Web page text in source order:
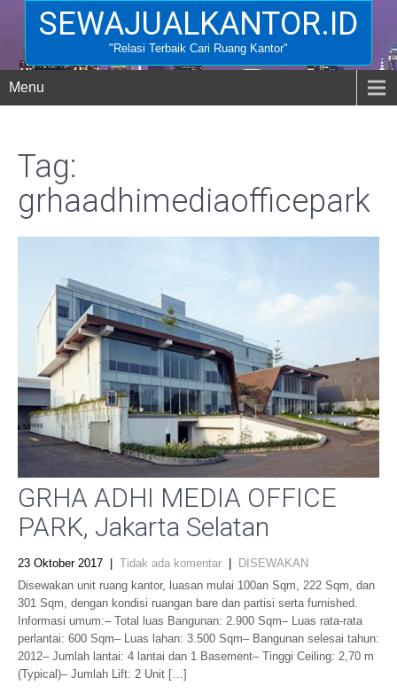
SEWAJUALKANTOR.ID
"Relasi Terbaik Cari Ruang Kantor"
Menu
Tag:
grhaadhimediaofficepark
GRHA ADHI MEDIA OFFICE
PARK, Jakarta Selatan
23 Oktober 2017 Tidak ada komentar
DISEWAKAN
Disewakan unit ruang kantor, luasan mulai 100an Sqm, 222 Sqm, dan
301 Sqm, dengan kondisi ruangan bare dan partisi serta furnished.
Informasi umum:– Total luas Bangunan: 2.900 Sqm– Luas rata-rata
perlantai: 600 Sqm– Luas lahan: 3.500 Sqm– Bangunan selesai tahun:
2012– Jumlah lantai: 4 lantai dan 1 Basement– Tinggi Ceiling: 2,70 m
(Typical)– Jumlah Lift: 2 Unit […]